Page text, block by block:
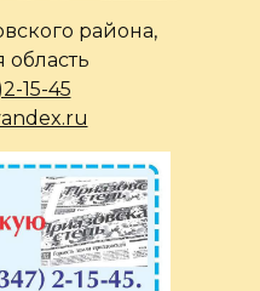
района,
область
15-45